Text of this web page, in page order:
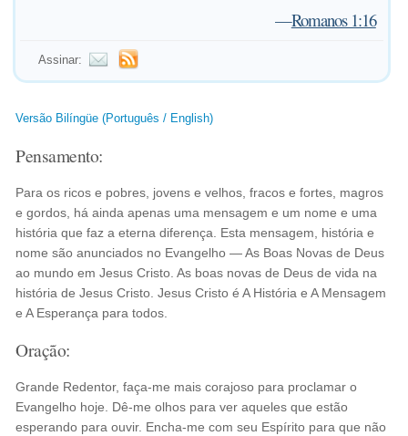
—Romanos 1:16
Assinar:
Versão Bilíngüe (Português / English)
Pensamento:
Para os ricos e pobres, jovens e velhos, fracos e fortes, magros
e gordos, há ainda apenas uma mensagem e um nome e uma
história que faz a eterna diferença. Esta mensagem, história e
nome são anunciados no Evangelho — As Boas Novas de Deus
ao mundo em Jesus Cristo. As boas novas de Deus de vida na
história de Jesus Cristo. Jesus Cristo é A História e A Mensagem
e A Esperança para todos.
Oração:
Grande Redentor, faça-me mais corajoso para proclamar o
Evangelho hoje. Dê-me olhos para ver aqueles que estão
esperando para ouvir. Encha-me com seu Espírito para que não